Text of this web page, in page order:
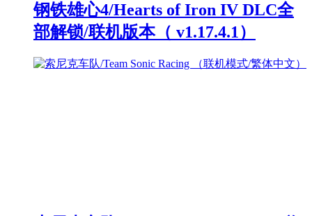
钢铁雄心4/Hearts of Iron IV DLC全
部解锁/联机版本（ v1.17.4.1）